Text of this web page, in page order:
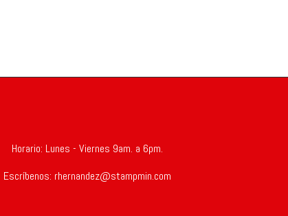
Horario: Lunes - Viernes 9am. a 6pm.
Escríbenos: rhernandez@stampmin.com